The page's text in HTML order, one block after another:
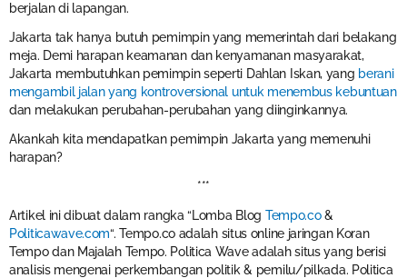
berjalan di lapangan.
Jakarta tak hanya butuh pemimpin yang memerintah dari belakang
meja. Demi harapan keamanan dan kenyamanan masyarakat,
Jakarta membutuhkan pemimpin seperti Dahlan Iskan, yang berani
mengambil jalan yang kontroversional untuk menembus kebuntuan
dan melakukan perubahan-perubahan yang diinginkannya.
Akankah kita mendapatkan pemimpin Jakarta yang memenuhi
harapan?
***
Artikel ini dibuat dalam rangka “Lomba Blog Tempo.co&
Politicawave.com“. Tempo.co adalah situs online jaringan Koran
Tempo dan Majalah Tempo. Politica Wave adalah situs yang berisi
analisis mengenai perkembangan politik & pemilu/pilkada. Politica